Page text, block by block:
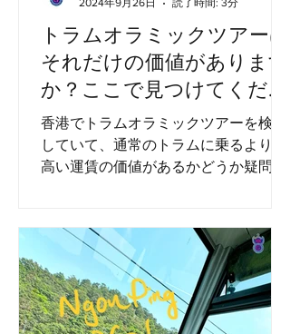
トラムオラミックツアーは
それだけの価値があります
か？ここで見つけてくださ
い！
香港でトラムオラミックツアーを検討
していて、通常のトラムに乗るよりも
高い運賃の価値があるかどうか疑問に
ックツアーは、香港の象徴的なランド
マークと息を呑むようなスカイライン
の最高のものを紹介するユニークな
観...
2024年9月26日
読了時間: 3分